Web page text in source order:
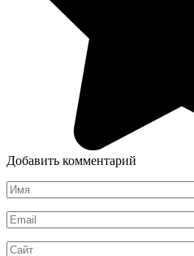
Добавить комментарий
Имя
*
Email
*
Сайт